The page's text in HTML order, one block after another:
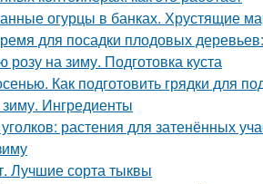
огурцы в банках. Хрустящие
для посадки плодовых
розу на зиму. Подготовка куста
Как подготовить грядки для
Ингредиенты
растения для затенённых
Лучшие сорта тыквы